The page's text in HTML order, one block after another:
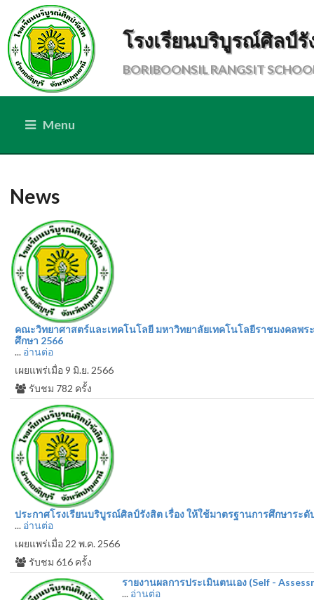
โรงเรียนบริบูรณ์ศิลป์รั
BORIBOONSIL RANGSIT
Menu
News
คณะวิทยาศาสตร์และเทคโนโลยี มหาวิทยาลัยเทคโนโลยีราชมงคลพ
ศึกษา 2566
... อ่านต่อ
เผยแพร่เมื่อ 9 มิ.ย. 2566
รับชม 782 ครั้ง
ประกาศโรงเรียนบริบูรณ์ศิลป์รังสิต เรื่อง ให้ใช้มาตรฐานการศึกษาร
... อ่านต่อ
เผยแพร่เมื่อ 22 พ.ค. 2566
รับชม616 ครั้ง
รายงานผลการประเมินตนเอง (Self -
... อ่านต่อ